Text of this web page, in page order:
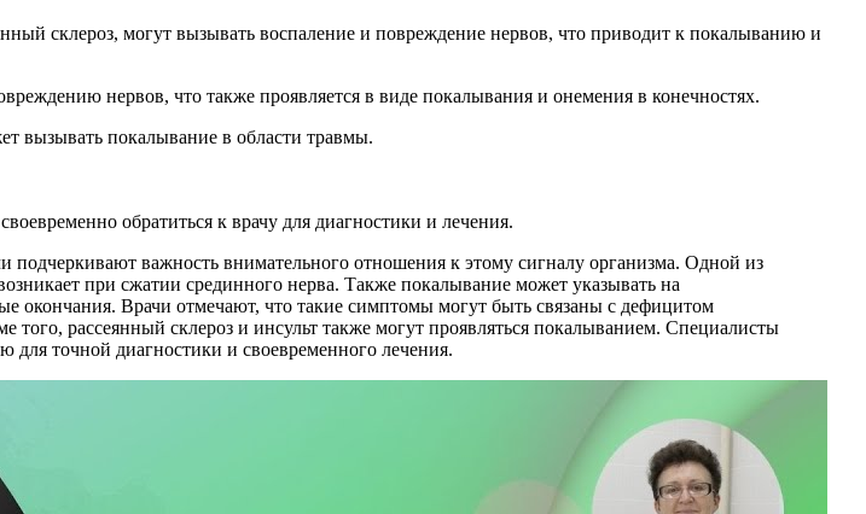
склероз, могут вызывать воспаление и повреждение нервов, что приводит к покалыванию и
нервов, что также проявляется в виде покалывания и онемения в конечностях.
вызывать покалывание в области травмы.
обратиться к врачу для диагностики и лечения.
важность внимательного отношения к этому сигналу организма. Одной из
при сжатии срединного нерва. Также покалывание может указывать на
окончания. Врачи отмечают, что такие симптомы могут быть связаны с дефицитом
рассеянный склероз и инсульт также могут проявляться покалыванием. Специалисты
точной диагностики и своевременного лечения.